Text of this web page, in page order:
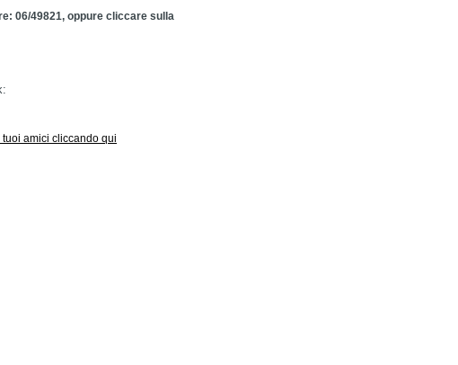
06/49821, oppure cliccare sulla
amici cliccando qui